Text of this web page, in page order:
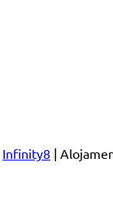
Infinity8 |